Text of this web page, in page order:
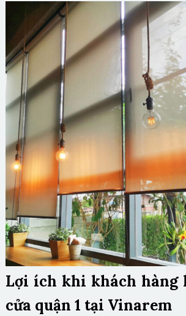
Lợi ích khi khách hàng
cửa quận 1 tại Vinarem